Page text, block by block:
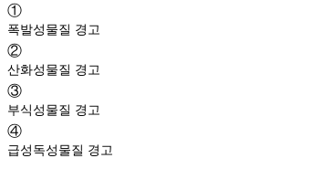
①
폭발성물질 경고
②
산화성물질 경고
③
부식성물질 경고
④
급성독성물질 경고